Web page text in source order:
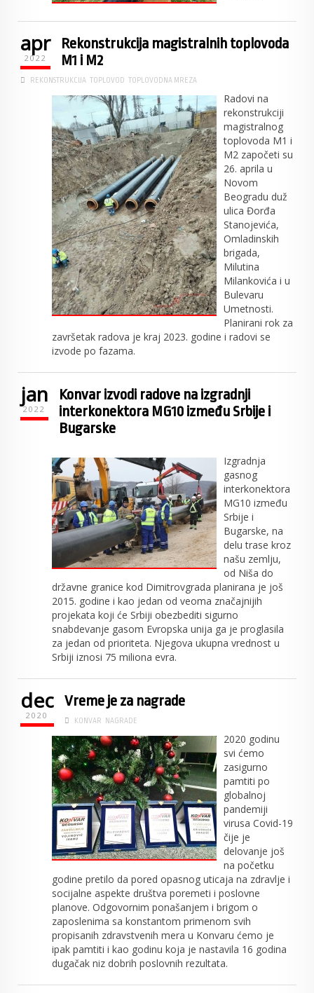
apr
2022
Rekonstrukcija magistralnih toplovoda
M1 i M2
REKONSTRUKCIJA TOPLOVOD TOPLOVODNA MREZA
Radovi na
rekonstrukciji
magistralnog
toplovoda M1 i
M2 započeti su
26. aprila u
Novom
Beogradu duž
ulica Đorđa
Stanojevića,
Omladinskih
brigada,
Milutina
Milankovića i u
Bulevaru
Umetnosti.
Planirani rok za
završetak radova je kraj 2023. godine i radovi se
izvode po fazama.
jan
2022
Konvar izvodi radove na izgradnji
interkonektora MG10 između Srbije i
Bugarske
Izgradnja
gasnog
interkonektora
MG10 između
Srbije i
Bugarske, na
delu trase kroz
našu zemlju,
od Niša do
državne granice kod Dimitrovgrada planirana je još
2015. godine i kao jedan od veoma značajnijih
projekata koji će Srbiji obezbediti sigurno
snabdevanje gasom Evropska unija ga je proglasila
za jedan od prioriteta. Njegova ukupna vrednost u
Srbiji iznosi 75 miliona evra.
dec
2020
Vreme je za nagrade
KONVAR NAGRADE
2020 godinu
svi ćemo
zasigurno
pamtiti po
globalnoj
pandemiji
virusa Covid-19
čije je
delovanje još
na početku
godine pretilo da pored opasnog uticaja na zdravlje i
socijalne aspekte društva poremeti i poslovne
planove. Odgovornim ponašanjem i brigom o
zaposlenima sa konstantom primenom svih
propisanih zdravstvenih mera u Konvaru ćemo je
ipak pamtiti i kao godinu koja je nastavila 16 godina
dugačak niz dobrih poslovnih rezultata.